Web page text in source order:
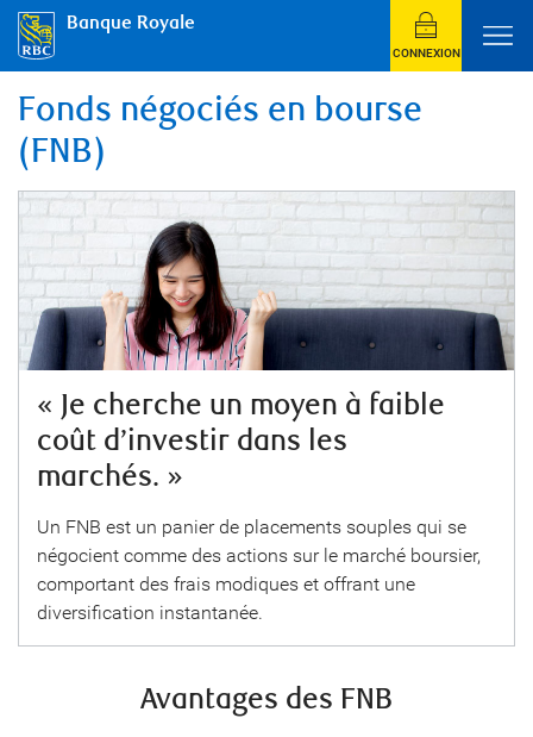
Banque Royale
CONNEXION
Fonds négociés en bourse
(FNB)
« Je cherche un moyen à faible
coût d’investir dans les
marchés. »
Un FNB est un panier de placements souples qui se
négocient comme des actions sur le marché boursier,
comportant des frais modiques et offrant une
diversification instantanée.
Avantages des FNB